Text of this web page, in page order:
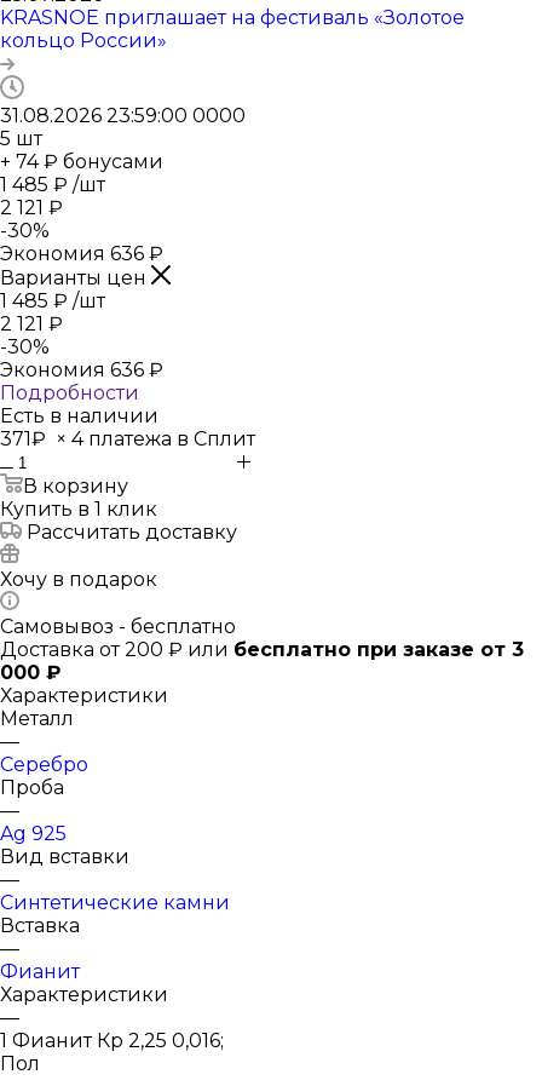
KRASNOE приглашает на фестиваль «Золотое
кольцо России»
31.08.2026 23:59:00 0000
5 шт
+ 74 ₽ бонусами
1 485 ₽ /шт
2 121 ₽
-30%
Экономия 636 ₽
Варианты цен
1 485 ₽ /шт
2 121 ₽
-30%
Экономия 636 ₽
Подробности
Есть в наличии
371₽ × 4 платежа в Сплит
В корзину
Купить в 1 клик
Рассчитать доставку
Хочу в подарок
Самовывоз - бесплатно
Доставка от 200 ₽ или бесплатно при заказе от 3
000 ₽
Характеристики
Металл
—
Серебро
Проба
—
Ag 925
Вид вставки
—
Синтетические камни
Вставка
—
Фианит
Характеристики
—
1 Фианит Кр 2,25 0,016;
Пол